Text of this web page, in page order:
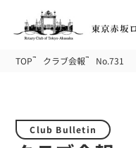
TOP クラブ会報 No.731
Club Bulletin